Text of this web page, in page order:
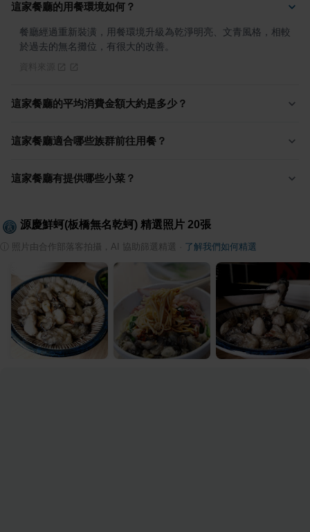
這家餐廳的用餐環境如何？
餐廳經過重新裝潢，用餐環境升級為乾淨明亮、文青風格，相較
於過去的無名攤位，有很大的改善。
這家餐廳的平均消費金額大約是多少？
這家餐廳適合哪些族群前往用餐？
這家餐廳有提供哪些小菜？
源慶鮮蚵(板橋無名乾蚵) 精選照片 20張
照片由合作部落客拍攝，AI 協助篩選精選 了解我們如何精選